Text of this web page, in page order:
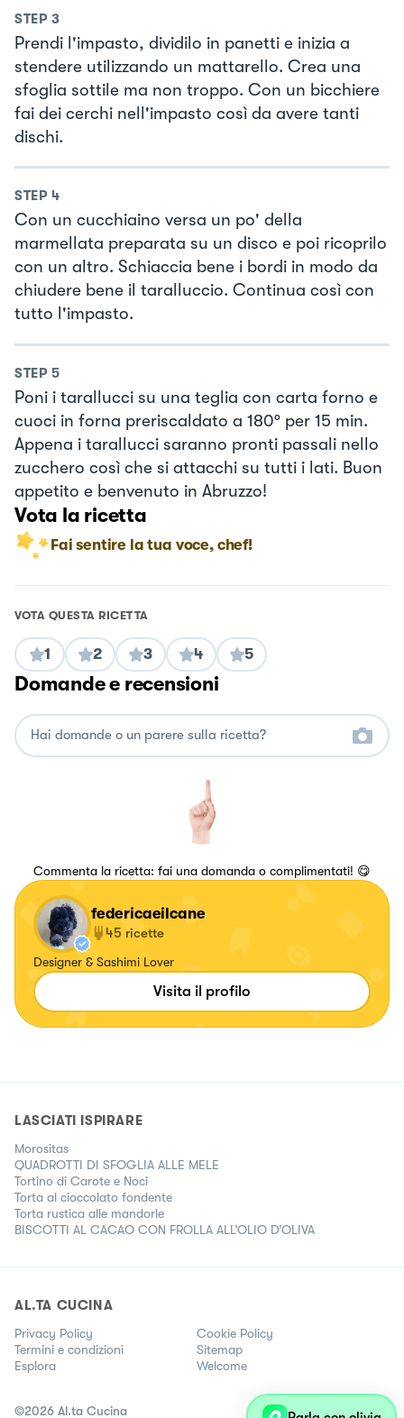
STEP 3
Prendi l'impasto, dividilo in panetti e inizia a
stendere utilizzando un mattarello. Crea una
sfoglia sottile ma non troppo. Con un bicchiere
fai dei cerchi nell'impasto così da avere tanti
dischi.
STEP 4
Con un cucchiaino versa un po' della
marmellata preparata su un disco e poi ricoprilo
con un altro. Schiaccia bene i bordi in modo da
chiudere bene il taralluccio. Continua così con
tutto l'impasto.
STEP 5
Poni i tarallucci su una teglia con carta forno e
cuoci in forna preriscaldato a 180° per 15 min.
Appena i tarallucci saranno pronti passali nello
zucchero così che si attacchi su tutti i lati. Buon
appetito e benvenuto in Abruzzo!
Vota la ricetta
Fai sentire la tua voce, chef!
VOTA QUESTA RICETTA
1 2 3 4 5
Domande e recensioni
Commenta la ricetta: fai una domanda o complimentati! 😋
federicaeilcane
45 ricette
Designer & Sashimi Lover
Visita il profilo
LASCIATI ISPIRARE
Morositas
QUADROTTI DI SFOGLIA ALLE MELE
Tortino di Carote e Noci
Torta al cioccolato fondente
Torta rustica alle mandorle
BISCOTTI AL CACAO CON FROLLA ALL’OLIO D’OLIVA
AL.TA CUCINA
Privacy Policy
Cookie Policy
Termini e condizioni
Sitemap
Esplora
Welcome
©2026 Al.ta Cucina